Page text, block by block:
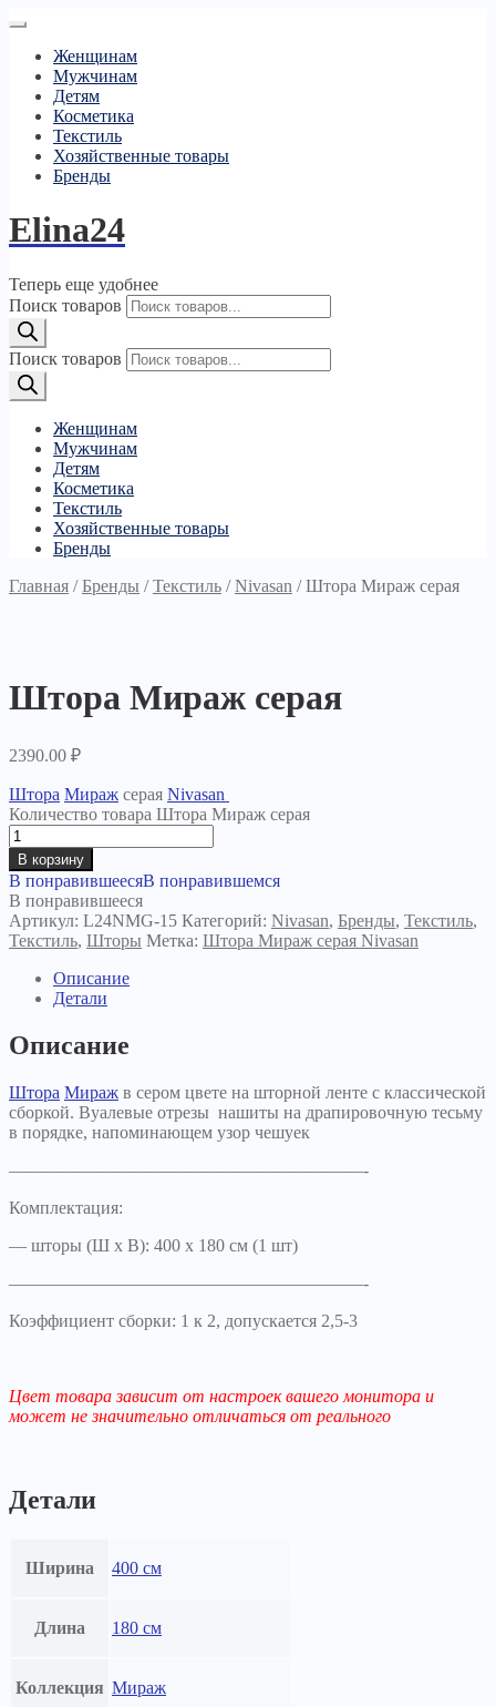
Женщинам
Мужчинам
Детям
Косметика
Текстиль
Хозяйственные товары
Бренды
Elina24
Теперь еще удобнее
Поиск товаров
Поиск товаров
Женщинам
Мужчинам
Детям
Косметика
Текстиль
Хозяйственные товары
Бренды
Главная /Бренды /Текстиль /Nivasan /Штора Мираж серая
Штора Мираж серая
2390.00 ₽
Штора Мираж серая Nivasan
Количество товара Штора Мираж серая
В корзину
В понравившеесяВ понравившемся
В понравившееся
Артикул: L24NMG-15 Категорий: Nivasan, Бренды, Текстиль,
Текстиль, Шторы Метка: Штора Мираж серая Nivasan
Описание
Детали
Описание
Штора Мираж в сером цвете на шторной ленте с классической
сборкой. Вуалевые отрезы нашиты на драпировочную тесьму
в порядке, напоминающем узор чешуек
————————————————————-
Комплектация:
— шторы (Ш х В): 400 х 180 см (1 шт)
————————————————————-
Коэффициент сборки: 1 к 2, допускается 2,5-3
Цвет товара зависит от настроек вашего монитора и
может не значительно отличаться от реального
Детали
Ширина 400 см
Длина 180 см
Коллекция Мираж